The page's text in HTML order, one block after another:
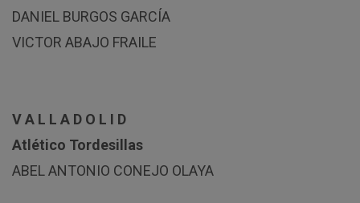
DANIEL BURGOS GARCÍA
VICTOR ABAJO FRAILE
V A L L A D O L I D
Atlético Tordesillas
ABEL ANTONIO CONEJO OLAYA